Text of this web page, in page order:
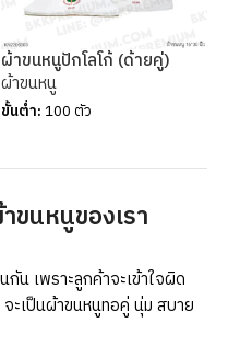
ผ้าขนหนูปักโลโก้ (ด้ายคู่)
ผ้าขนหนู
ขั้นต่ำ: 100 ตัว
ขนหนูของเรา
กัน เพราะลูกค้าจะเข้าใจผิด
ะเป็นผ้าขนหนูทอคู่ นุ่ม สบาย